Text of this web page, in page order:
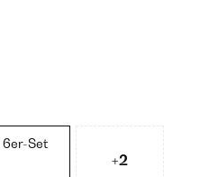
6er-Set
+2